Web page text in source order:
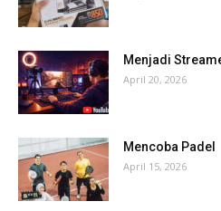
Menjadi
April 20, 2026
Mencoba Padel
April 15, 2026